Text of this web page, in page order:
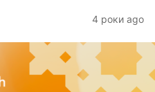
4 роки ago